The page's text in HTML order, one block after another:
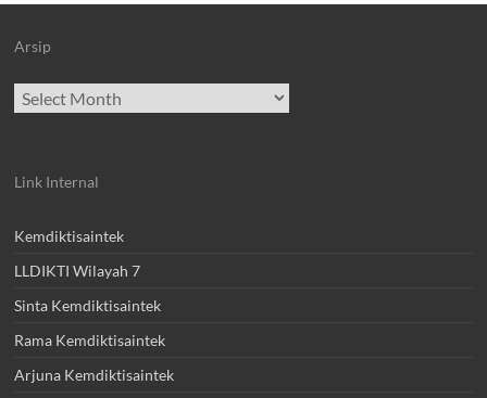
Arsip
Archives
Link Internal
Kemdiktisaintek
LLDIKTI Wilayah 7
Sinta Kemdiktisaintek
Rama Kemdiktisaintek
Arjuna Kemdiktisaintek